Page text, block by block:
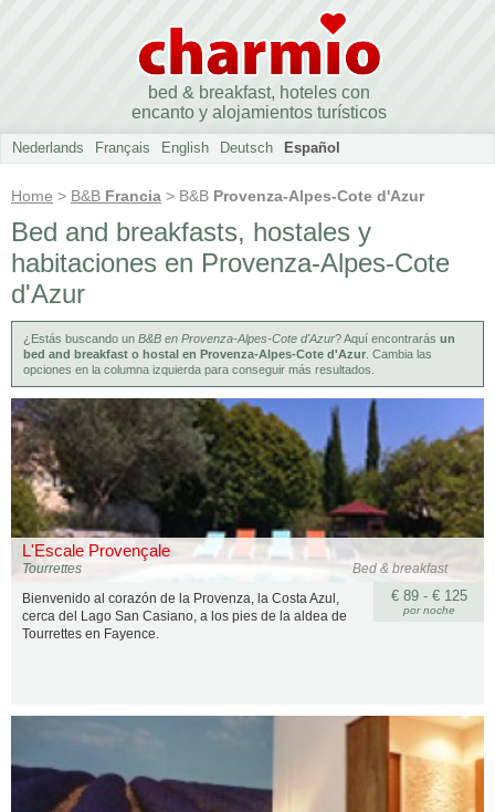
bed & breakfast, hoteles con
encanto y alojamientos turísticos
Nederlands Français English Deutsch Español
Home > B&B Francia > B&B Provenza-Alpes-Cote d'Azur
Bed and breakfasts, hostales y
habitaciones en Provenza-Alpes-Cote
d'Azur
¿Estás buscando un B&B en Provenza-Alpes-Cote d'Azur? Aquí encontrarás un
bed and breakfast o hostal en Provenza-Alpes-Cote d'Azur . Cambia las
opciones en la columna izquierda para conseguir más resultados.
L'Escale Provençale
Bed & breakfast
Tourrettes
€ 89 - € 125
por noche
Bienvenido al corazón de la Provenza, la Costa Azul,
cerca del Lago San Casiano, a los pies de la aldea de
Tourrettes en Fayence.